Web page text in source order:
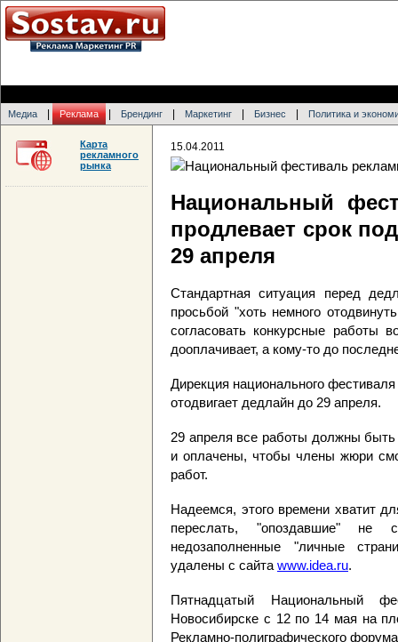
Медиа Реклама Брендинг Маркетинг Бизнес Политика и
15.04.2011
Национальный
продлевает срок
29 апреля
Стандартная ситуация перед
просьбой "хоть немного
согласовать конкурсные работы
дооплачивает, а кому-то до
Дирекция национального
отодвигает дедлайн до 29 апреля.
29 апреля все работы должны
и оплачены, чтобы члены жюри
работ.
Надеемся, этого времени хватит
переслать, "опоздавшие" не
недозаполненные "личные
удалены с сайта www.idea.ru.
Пятнадцатый Национальный
Новосибирске с 12 по 14 мая на
Рекламно-полиграфического
Карта
рекламного
рынка